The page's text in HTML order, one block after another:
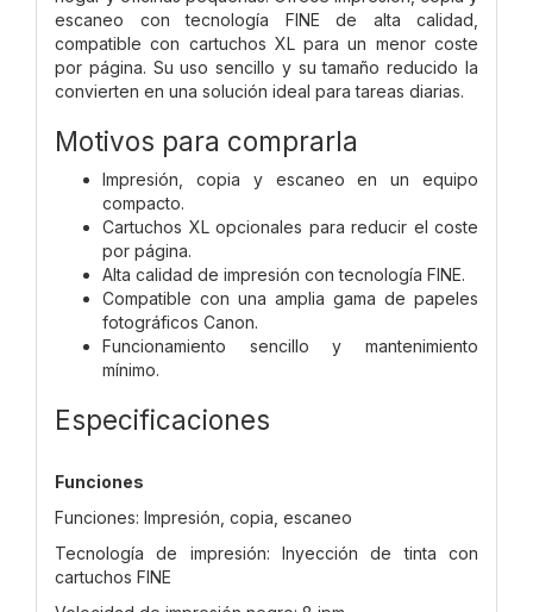
escaneo con tecnología FINE de alta calidad,
compatible con cartuchos XL para un menor coste
por página. Su uso sencillo y su tamaño reducido la
convierten en una solución ideal para tareas diarias.
Motivos para comprarla
Impresión, copia y escaneo en un equipo
compacto.
Cartuchos XL opcionales para reducir el coste
por página.
Alta calidad de impresión con tecnología FINE.
Compatible con una amplia gama de papeles
fotográficos Canon.
Funcionamiento sencillo y mantenimiento
mínimo.
Especificaciones
Funciones
Funciones: Impresión, copia, escaneo
Tecnología de impresión: Inyección de tinta con
cartuchos FINE